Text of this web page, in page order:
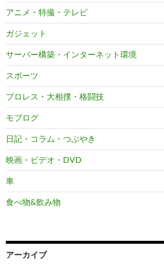
アニメ・特撮・テレビ
ガジェット
サーバー構築・インターネット環境
スポーツ
プロレス・大相撲・格闘技
モブログ
日記・コラム・つぶやき
映画・ビデオ・DVD
車
食べ物&飲み物
アーカイブ